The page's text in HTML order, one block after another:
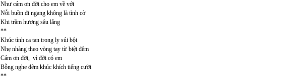
Như cảm ơn đời cho em về với
Nỗi buồn đi ngang không là tình cờ
Khi trầm hương sâu lắng
**
Khúc tình ca tan trong ly sủi bột
Nhẹ nhàng theo vòng tay từ biệt đêm
Cảm ơn đời, vì đời có em
Bỗng nghe đêm khúc khích tiếng cười
**